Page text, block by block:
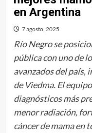
en Argentina
7 agosto, 2025
Río Negro se
pública con uno de
avanzados del país,
de Viedma. El
diagnósticos más
menor radiación,
cáncer de mama en